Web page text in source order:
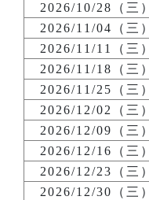
2026/10/28（三
2026/11/04（三
2026/11/11（三
2026/11/18（三
2026/11/25（三
2026/12/02（三
2026/12/09（三
2026/12/16（三
2026/12/23（三
2026/12/30（三